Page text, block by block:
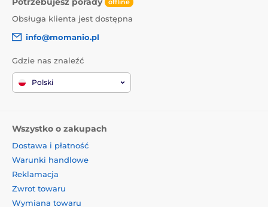
offline
Obsługa klienta jest dostępna
info@momanio.pl
Gdzie nas znaleźć
Polski
Wszystko o zakupach
Dostawa i płatność
Warunki handlowe
Reklamacja
Zwrot towaru
Wymiana towaru